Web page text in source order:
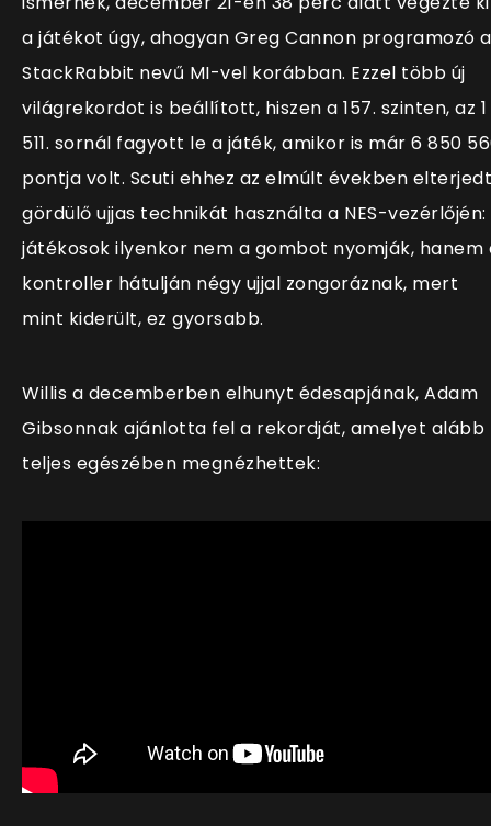
a játékot úgy, ahogyan Greg Cannon programozó a
StackRabbit nevű MI-vel korábban. Ezzel több új
világrekordot is beállított, hiszen a 157. szinten, az 1
511. sornál fagyott le a játék, amikor is már 6 850
pontja volt. Scuti ehhez az elmúlt években elterjedt
gördülő ujjas technikát használta a NES-vezérlőjén:
játékosok ilyenkor nem a gombot nyomják, hanem
kontroller hátulján négy ujjal zongoráznak, mert
mint kiderült, ez gyorsabb.
Willis a decemberben elhunyt édesapjának, Adam
Gibsonnak ajánlotta fel a rekordját, amelyet alább
teljes egészében megnézhettek: